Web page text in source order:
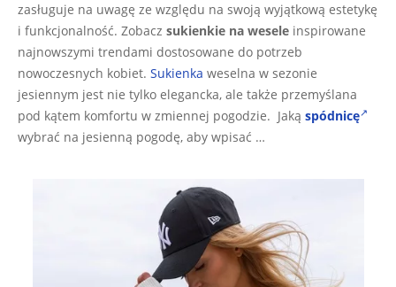
zasługuje na uwagę ze względu na swoją wyjątkową estetykę
i funkcjonalność. Zobacz sukienkie na wesele inspirowane
najnowszymi trendami dostosowane do potrzeb
nowoczesnych kobiet. Sukienka weselna w sezonie
jesiennym jest nie tylko elegancka, ale także przemyślana
pod kątem komfortu w zmiennej pogodzie. Jaką spódnicę
wybrać na jesienną pogodę, aby wpisać …